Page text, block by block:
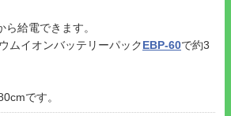
給電できます。
ムイオンバッテリーパックEBP-60で約3
です。